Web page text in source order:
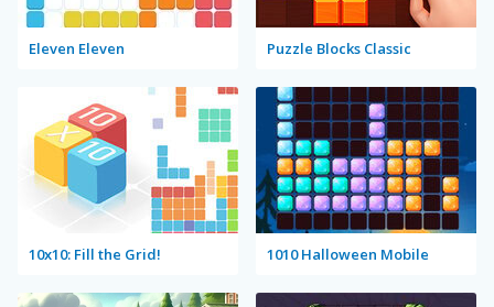
Eleven Eleven Puzzle Blocks Classic
10x10: Fill the Grid! 1010 Halloween Mobile